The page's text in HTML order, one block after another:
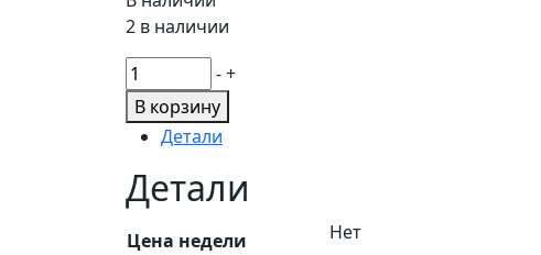
2 в наличии
Количество
товара
Рычаг
40-
4605021-
А2
Украина
-+
В корзину
Детали
Детали
Цена недели Нет